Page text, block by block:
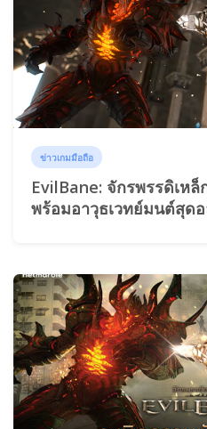
ข่าวเกมมือถือ
EvilBane: จักรพรรดิเห
พร้อมอาวุธเวทย์มนต์สุด